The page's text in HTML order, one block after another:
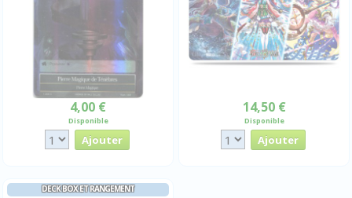
4,00 €
Disponible
14,50 €
Disponible
DECK BOX ET RANGEMENT